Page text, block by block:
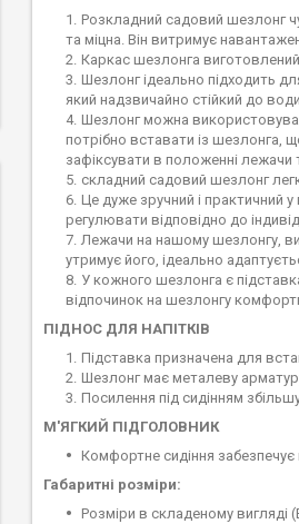
Розкладний садовий шезлонг
та міцна. Він витримує
Каркас шезлонга
Шезлонг ідеально підходить
який надзвичайно стійкий до
Шезлонг можна
потрібно вставати із шезлонга,
зафіксувати в положенні лежачи
складний садовий шезлонг
Це дуже зручний і практичний
регулювати відповідно до
Лежачи на нашому шезлонгу, ви
утримує його, ідеально
У кожного шезлонга є
відпочинок на шезлонгу
ПІДНОС ДЛЯ НАПІТКІВ
Підставка призначена для
Шезлонг має металеву
Посилення під сидінням
М'ЯГКИЙ ПІДГОЛОВНИК
Комфортне сидіння забезпечує
Габаритні розміри:
Розміри в складеному